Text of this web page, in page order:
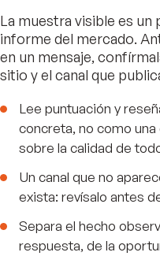
La muestra visible es un
informe del mercado.
en un mensaje,
sitio y el canal que
Lee puntuación y
concreta, no como
sobre la calidad de
Un canal que no
exista: revísalo antes
Separa el hecho
respuesta, de la